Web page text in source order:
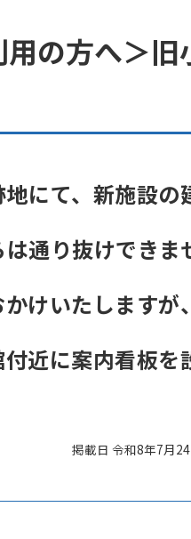
の方へ＞旧
にて、新施設の
通り抜けできま
けいたしますが
近に案内看板を
掲載日 令和8年7月